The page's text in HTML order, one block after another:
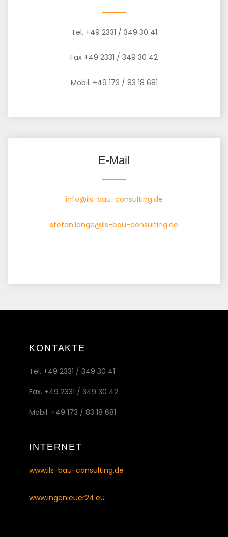
Tel. +49 2331 / 349 30 41
Fax +49 2331 / 349 30 42
Mobil. +49 173 / 83 18 681
E-Mail
info@ils-bau-consulting.de
stefan.lange@ils-bau-consulting.de
KONTAKTE
Tel. +49 2331 / 349 30 41
Fax. +49 2331 / 349 30 42
Mobil. +49 173 / 83 18 681
INTERNET
www.ils-bau-consulting.de
www.ingenieuer24.eu